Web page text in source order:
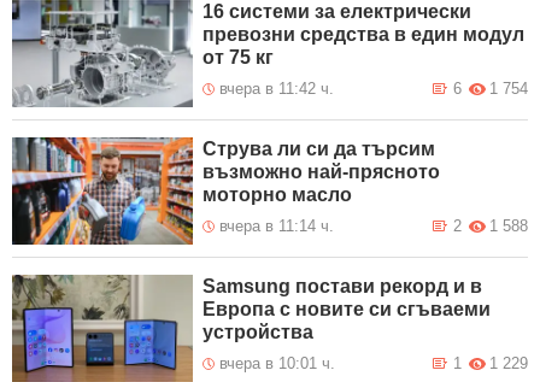
16 системи за електрически
превозни средства в един модул
от 75 кг
вчера в 11:42 ч. 1 754
6
Струва ли си да търсим
възможно най-прясното
моторно масло
вчера в 11:14 ч. 1 588
2
Samsung постави рекорд и в
Европа с новите си сгъваеми
устройства
вчера в 10:01 ч. 1 229
1